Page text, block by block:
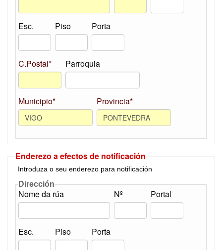
Esc. Piso Porta
C.Postal* Parroquia
Municipio* Provincia*
Enderezo a efectos de notificación
Introduza o seu enderezo para notificación
Dirección
Nome da rúa Nº Portal
Esc. Piso Porta